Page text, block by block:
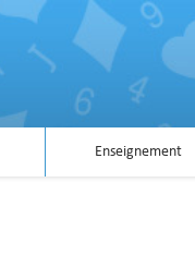
Enseignement